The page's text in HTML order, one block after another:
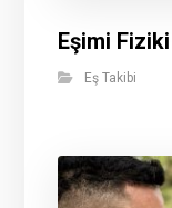
Eşimi
Eş Takibi